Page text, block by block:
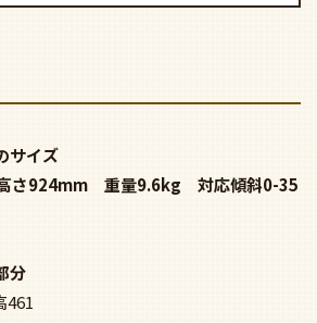
サイズ
924mm 重量9.6kg 対応傾斜0-35
分